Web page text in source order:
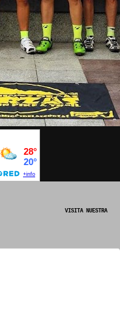
VISITA NUESTRA PAGINA OFICIAL DE FACEBOOK